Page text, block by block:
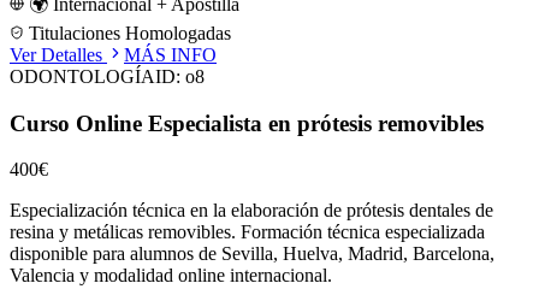
Titulaciones Homologadas
Ver Detalles
MÁS INFO
ODONTOLOGÍAID: o8
Curso Online Especialista en prótesis removibles
400€
Especialización técnica en la elaboración de prótesis dentales de
resina y metálicas removibles. Formación técnica especializada
disponible para alumnos de Sevilla, Huelva, Madrid, Barcelona,
Valencia y modalidad online internacional.